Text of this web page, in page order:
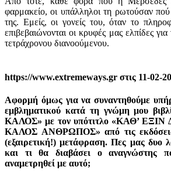
φαρμακείο, οι υπάλληλοι τη ρωτούσαν
της. Εμείς, οι γονείς του, όταν το
επιβεβαιώνονται οι κρυφές μας ελπίδες
τετράχρονου διανοούμενου.
https://www.extremeways.gr στις 11-02-
Αφορμή όμως για να συναντηθούμε
εμβληματικού κατά τη γνώμη μου
ΚΑΛΟΣ» με τον υπότιτλο «ΚΑΘ’
ΚΑΛΟΣ ΑΝΘΡΩΠΟΣ» από τις
(εξαιρετική!) μετάφραση. Πες μας δυο
και τι θα διαβάσει ο αναγνώστης
αναμετρηθεί με αυτό;